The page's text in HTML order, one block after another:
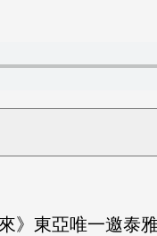
》東亞唯一邀泰